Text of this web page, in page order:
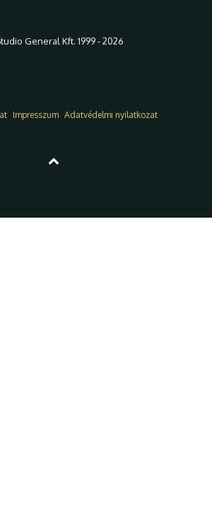
General Kft. 1999 - 2026
Impresszum Adatvédelmi nyilatkozat